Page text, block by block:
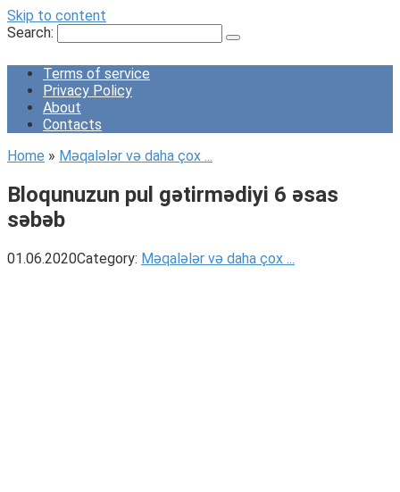
Skip to content
Search:
Terms of service
Privacy Policy
About
Contacts
Home » Məqalələr və daha çox ...
Bloqunuzun pul gətirmədiyi 6 əsas
səbəb
01.06.2020Category: Məqalələr və daha çox ...